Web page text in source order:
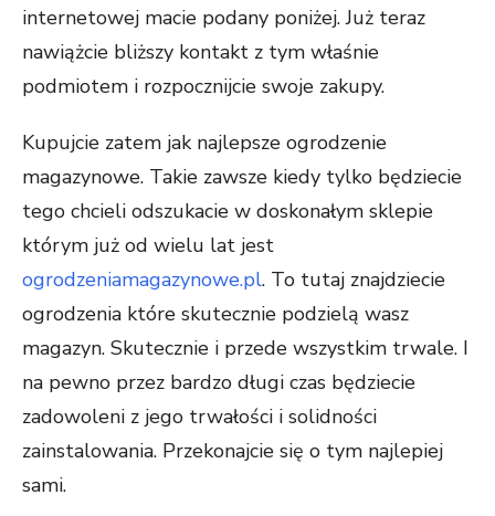
internetowej macie podany poniżej. Już teraz
nawiążcie bliższy kontakt z tym właśnie
podmiotem i rozpocznijcie swoje zakupy.
Kupujcie zatem jak najlepsze ogrodzenie
magazynowe. Takie zawsze kiedy tylko będziecie
tego chcieli odszukacie w doskonałym sklepie
którym już od wielu lat jest
ogrodzeniamagazynowe.pl. To tutaj znajdziecie
ogrodzenia które skutecznie podzielą wasz
magazyn. Skutecznie i przede wszystkim trwale. I
na pewno przez bardzo długi czas będziecie
zadowoleni z jego trwałości i solidności
zainstalowania. Przekonajcie się o tym najlepiej
sami.